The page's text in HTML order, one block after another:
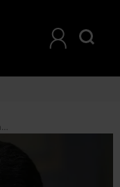
Venezuela: Nicolás Maduro posterga la reconversión monetaria al 20 de agosto y anuncia que le quitará 5 ceros al bolívar